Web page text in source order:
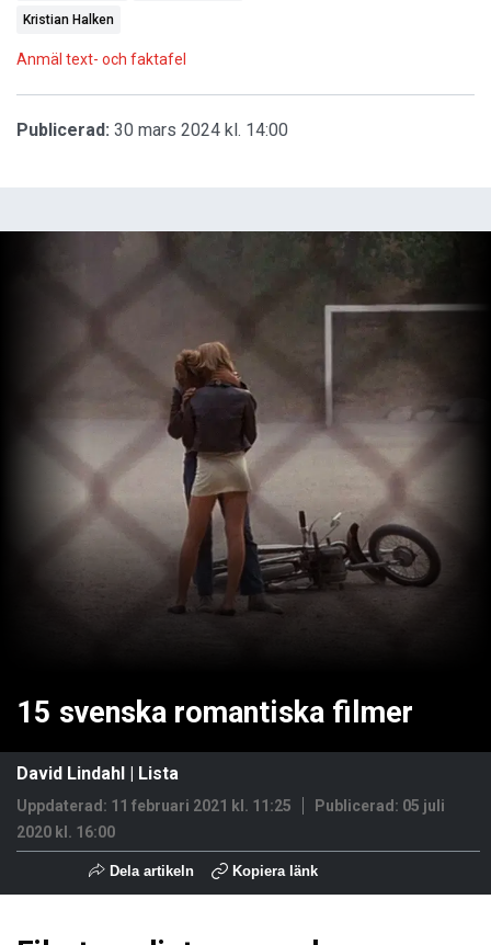
Kristian Halken
Anmäl text- och faktafel
Publicerad: 30 mars 2024 kl. 14:00
15 svenska romantiska filmer
David Lindahl | Lista
Uppdaterad: 11 februari 2021 kl. 11:25 Publicerad: 05 juli
2020 kl. 16:00
Dela artikeln Kopiera länk